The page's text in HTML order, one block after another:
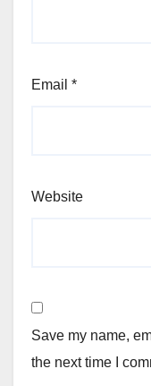
Email *
Website
Save my name,
the next time I